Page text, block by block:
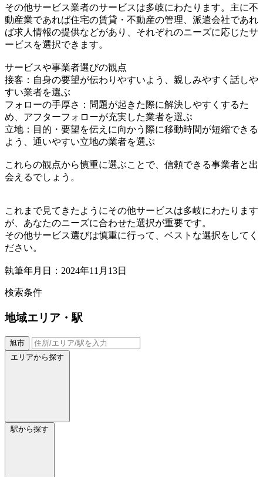
その他サービス業者のサービスは多岐にわたります。主に不
動産業であれば住宅の賃貸・不動産の管理、派遣会社であれ
ば求人情報の提供などがあり、それぞれのニーズに応じたサ
ービスを選択できます。
サービスや事業者選びの観点
接客：自身の要望が伝わりやすいよう、親しみやすく話しや
すい業者を選ぶ
フォローの手厚さ：問題が起きた際に解決しやすくするた
め、アフターフォローが充実した業者を選ぶ
立地：目的・要望を伝えに向かう際に移動時間が短縮できる
よう、通いやすい立地の業者を選ぶ
これらの観点から慎重に選ぶことで、信頼できる事業者と出
会えるでしょう。
これまで見てきたようにその他サービスは多岐にわたります
が、あなたのニーズに合わせた選択が重要です。
その他サービス選びは慎重に行って、ベストな選択をしてく
ださい。
執筆年月日：2024年11月13日
検索条件
地域エリア・駅
旭市
エリアから探す
駅から探す